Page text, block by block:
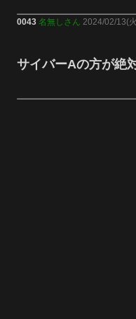
0043 名無しさん 2024/02/13(
サイバーAの方が絶